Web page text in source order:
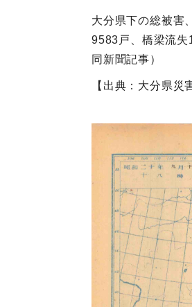
大分県下の総被害
9583戸、橋梁流
同新聞記事）
【出典：大分県災